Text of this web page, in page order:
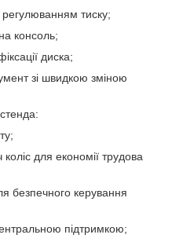
регулюванням тиску;
консоль;
диска;
зі швидкою зміною
для економії трудова
безпечного керування
підтримкою;